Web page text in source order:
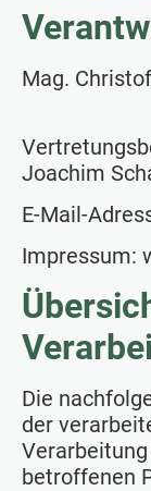
Mag.
Joachim
E-Mail-
Impressum:
Die
der
betroffenen